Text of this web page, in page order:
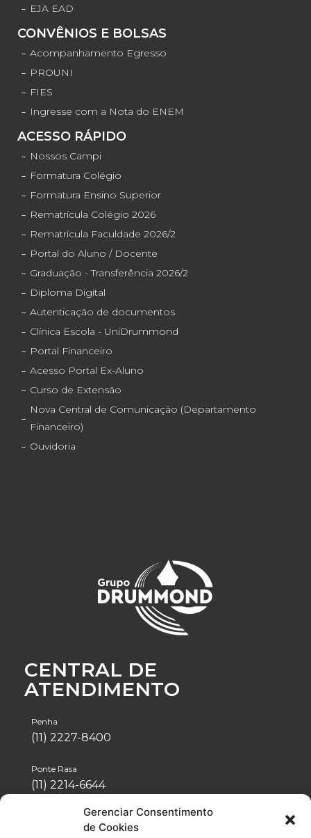
Gerenciar Consentimento
de Cookies
EJA EAD
CONVÊNIOS E BOLSAS
Acompanhamento Egresso
PROUNI
FIES
Ingresse com a Nota do ENEM
ACESSO RÁPIDO
Nossos Campi
Formatura Colégio
Formatura Ensino Superior
Rematrícula Colégio 2026
Rematrícula Faculdade 2026/2
Portal do Aluno / Docente
Graduação - Transferência 2026/2
Diploma Digital
Autenticação de documentos
Clínica Escola - UniDrummond
Portal Financeiro
Acesso Portal Ex-Aluno
Curso de Extensão
Nova Central de Comunicação (Departamento
Financeiro)
Ouvidoria
CENTRAL DE
ATENDIMENTO
Penha
(11) 2227-8400
Ponte Rasa
(11) 2214-6644
(11) 2942-1488